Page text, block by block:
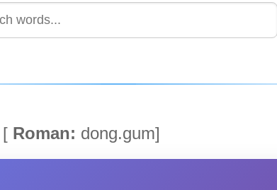
[ Roman: dong.gum]